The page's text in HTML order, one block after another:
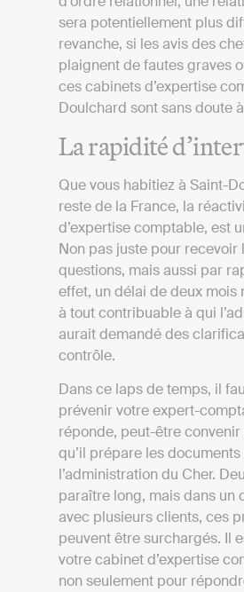
sera potentiellement plus
revanche, si les avis des
plaignent de fautes graves
ces cabinets d’expertise
Doulchard sont sans doute
La rapidité
Que vous habitiez à Saint-
reste de la France, la
d’expertise comptable, est
Non pas juste pour recevoir
questions, mais aussi par
effet, un délai de deux mois
à tout contribuable à qui
aurait demandé des
contrôle.
Dans ce laps de temps, il
prévenir votre expert-
réponde, peut-être convenir
qu’il prépare les
l’administration du Cher.
paraître long, mais dans un
avec plusieurs clients, ces
peuvent être surchargés. Il
votre cabinet d’expertise
non seulement pour